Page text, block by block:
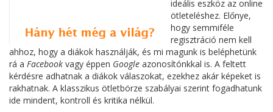
ideális eszköz az online
ötleteléshez. Előnye,
hogy semmiféle
regisztráció nem kell
ahhoz, hogy a diákok használják, és mi magunk is beléphetünk
rá a Facebook vagy éppen Google azonosítónkkal is. A feltett
kérdésre adhatnak a diákok válaszokat, ezekhez akár képeket is
rakhatnak. A klasszikus ötletbörze szabályai szerint fogadhatunk
ide mindent, kontroll és kritika nélkül.